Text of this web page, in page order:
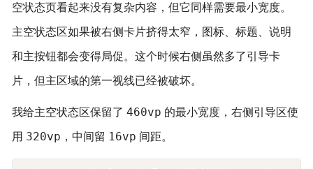
空状态页看起来没有复杂内容，但它同样需要最小宽度。
主空状态区如果被右侧卡片挤得太窄，图标、标题、说明
和主按钮都会变得局促。这个时候右侧虽然多了引导卡
片，但主区域的第一视线已经被破坏。
我给主空状态区保留了 460vp 的最小宽度，右侧引导区使
用 320vp ，中间留 16vp 间距。